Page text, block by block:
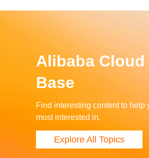
Alibaba
Base
Find interesting content to
most interested in.
Explore All Topics